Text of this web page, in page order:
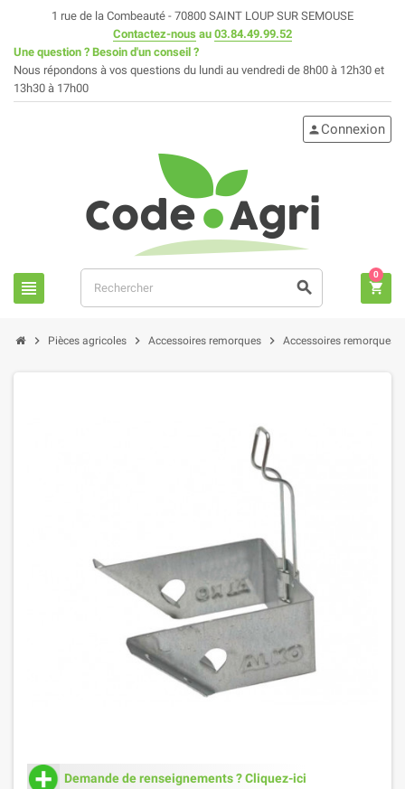
1 rue de la Combeauté - 70800 SAINT LOUP SUR SEMOUSE
Contactez-nous au 03.84.49.99.52
Une question ? Besoin d'un conseil ?
Nous répondons à vos questions du lundi au vendredi de 8h00 à 12h30 et
13h30 à 17h00
view_headline search
person Connexion
shopping_cart
0
chevron_right Pièces agricoles chevron_right Accessoires remorques chevron_right Accessoires remorques
Demande de renseignements ? Cliquez-ici